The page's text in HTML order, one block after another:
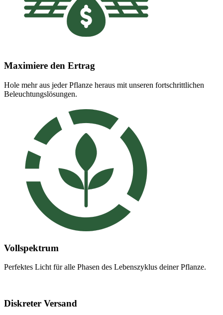
Maximiere den Ertrag
Hole mehr aus jeder Pflanze heraus mit unseren fortschrittlichen
Beleuchtungslösungen.
Vollspektrum
Perfektes Licht für alle Phasen des Lebenszyklus deiner Pflanze.
Diskreter Versand